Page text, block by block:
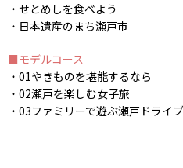
せとめしを食べよう
日本遺産のまち瀬戸市
モデルコース
01やきものを堪能するなら
02瀬戸を楽しむ女子旅
03ファミリーで遊ぶ瀬戸ドライブ